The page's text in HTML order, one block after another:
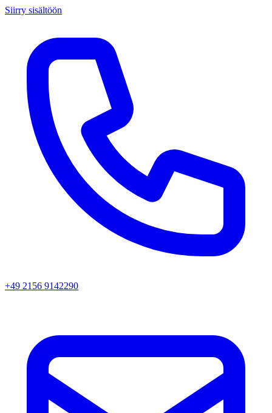
Siirry sisältöön
+49 2156 9142290